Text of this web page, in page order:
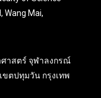
Wang Mai,
าสตร์ จุฬาลงกรณ์
ขตปทุมวัน กรุงเทพ